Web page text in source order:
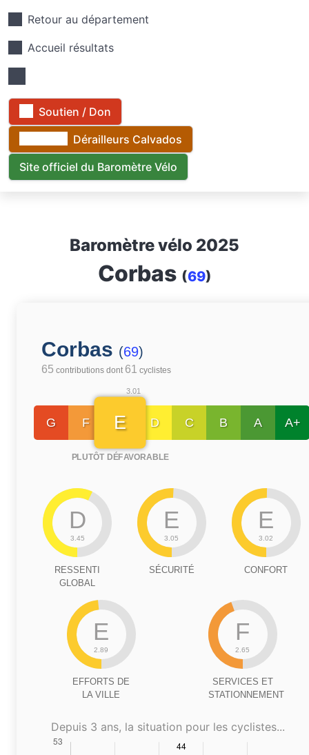
Retour au département
Accueil résultats
Soutien / Don
Dérailleurs Calvados
Site officiel du Baromètre Vélo
Baromètre vélo 2025
Corbas (69)
Corbas (69)
65 contributions dont 61 cyclistes
G F
3.01
E
PLUTÔT DÉFAVORABLE
D C B A A+
D
3.45
RESSENTI
GLOBAL
E
3.05
SÉCURITÉ
E
3.02
CONFORT
E
2.89
EFFORTS DE
LA VILLE
F
2.65
SERVICES ET
STATIONNEMENT
Depuis 3 ans, la situation pour les cyclistes...